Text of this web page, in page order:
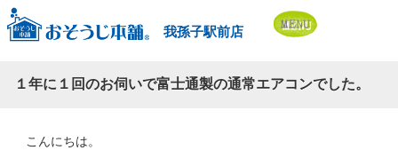
我孫子駅前店
１年に１回のお伺いで富士通製の通常エアコンでした。
こんにちは。